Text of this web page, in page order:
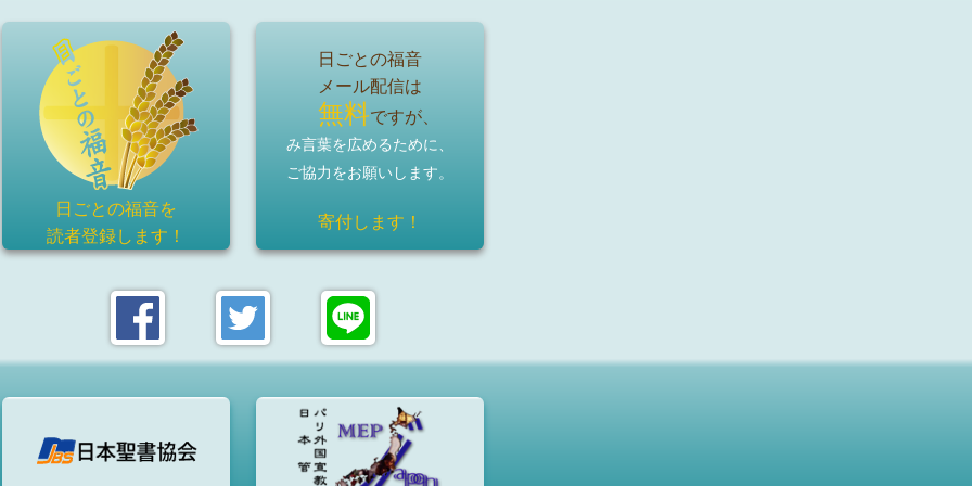
日ごとの福音を
読者登録します！
日ごとの福音
メール配信は
無料ですが、
み言葉を広めるために、
ご協力をお願いします。
寄付します！